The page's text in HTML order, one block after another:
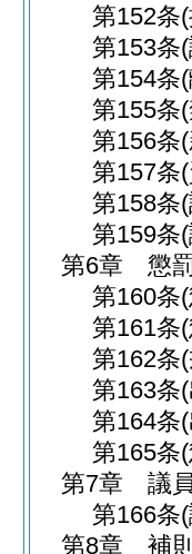
第152条
第153条
第154条
第155条
第156条
第157条
第158条
第159条
第6章
懲
第160条
第161条
第162条
第163条
第164条
第165条
第7章
議
第166条
第8章
補